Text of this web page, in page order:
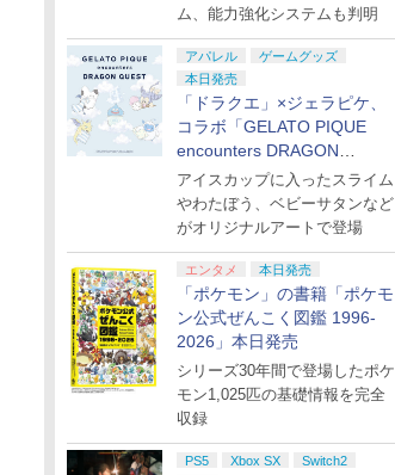
ム、能力強化システムも判明
アパレル
ゲームグッズ
本日発売
「ドラクエ」×ジェラピケ、
コラボ「GELATO PIQUE
encounters DRAGON
QUEST」第2弾が本日発売
アイスカップに入ったスライム
やわたぼう、ベビーサタンなど
がオリジナルアートで登場
エンタメ 本日発売
「ポケモン」の書籍「ポケモ
ン公式ぜんこく図鑑 1996-
2026」本日発売
シリーズ30年間で登場したポケ
モン1,025匹の基礎情報を完全
収録
PS5 Xbox SX
Switch2